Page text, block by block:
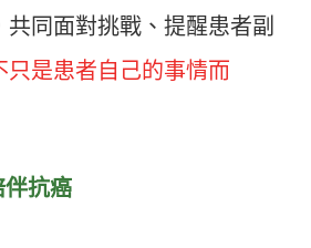
同面對挑戰、提醒患者副
只是患者自己的事情而
伴抗癌